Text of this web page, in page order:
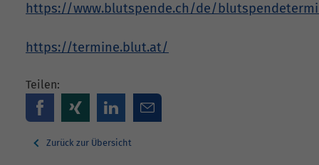
https://www.blutspende.ch/de/
https://termine.blut.at/
Teilen:
Zurück zur Übersicht